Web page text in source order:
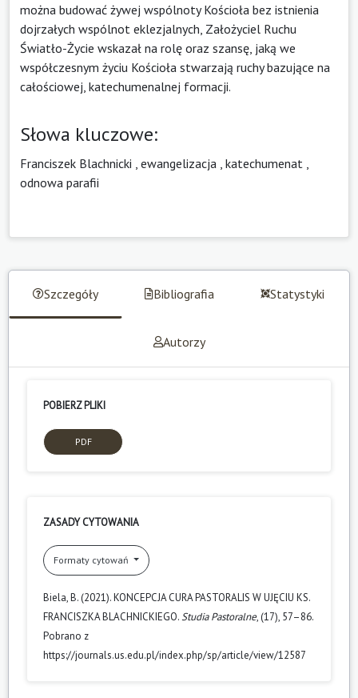
można budować żywej wspólnoty Kościoła bez istnienia
dojrzałych wspólnot eklezjalnych, Założyciel Ruchu
Światło-Życie wskazał na rolę oraz szansę, jaką we
współczesnym życiu Kościoła stwarzają ruchy bazujące na
całościowej, katechumenalnej formacji.
Słowa kluczowe:
Franciszek Blachnicki ewangelizacja katechumenat
odnowa parafii
Szczegóły Bibliografia Statystyki
Autorzy
POBIERZ PLIKI
PDF
ZASADY CYTOWANIA
Formaty cytowań
Biela, B. (2021). KONCEPCJA CURA PASTORALIS W UJĘCIU KS.
FRANCISZKA BLACHNICKIEGO.Studia Pastoralne, (17), 57–86.
Pobrano z
https://journals.us.edu.pl/index.php/sp/article/view/12587